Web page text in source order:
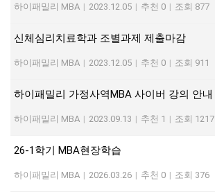
하이패밀리 MBA | 2023.12.05 | 추천 0 | 조회 877
신체심리치료학과 조별과제 제출마감
하이패밀리 MBA | 2023.12.05 | 추천 0 | 조회 911
하이패밀리 가정사역MBA 사이버 강의 안내
하이패밀리 MBA | 2023.09.13 | 추천 1 | 조회 1217
26-1학기 MBA현장학습
하이패밀리 MBA | 2026.03.26 | 추천 0 | 조회 376